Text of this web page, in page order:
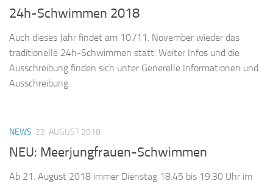
24h-Schwimmen 2018
Auch dieses Jahr findet am 10./11. November wieder das
traditionelle 24h-Schwimmen statt. Weiter Infos und die
Ausschreibung finden sich unter Generelle Informationen und
Ausschreibung
NEWS 22. AUGUST 2018
NEU: Meerjungfrauen-Schwimmen
Ab 21. August 2018 immer Dienstag 18.45 bis 19.30 Uhr im